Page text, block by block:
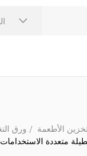
بلاك + بلوم
ورق
الأطعمة
متعددة